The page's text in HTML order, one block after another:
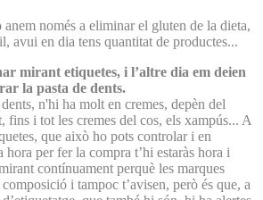
només a eliminar el gluten de la dieta,
avui en dia tens quantitat de productes...
mirant etiquetes, i l’altre dia em deien
la pasta de dents.
n'hi ha molt en cremes, depèn del
fins i tot les cremes del cos, els xampús... A
que això ho pots controlar i en
hora per fer la compra t’hi estaràs hora i
contínuament perquè les marques
i tampoc t’avisen, però és que, a